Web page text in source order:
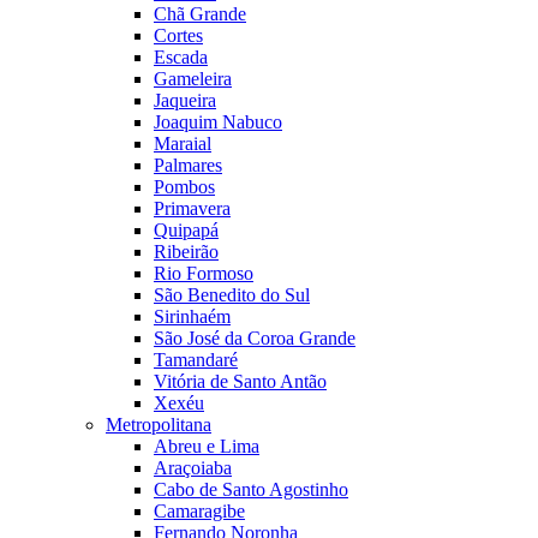
Chã Grande
Cortes
Escada
Gameleira
Jaqueira
Joaquim Nabuco
Maraial
Palmares
Pombos
Primavera
Quipapá
Ribeirão
Rio Formoso
São Benedito do Sul
Sirinhaém
São José da Coroa Grande
Tamandaré
Vitória de Santo Antão
Xexéu
Metropolitana
Abreu e Lima
Araçoiaba
Cabo de Santo Agostinho
Camaragibe
Fernando Noronha